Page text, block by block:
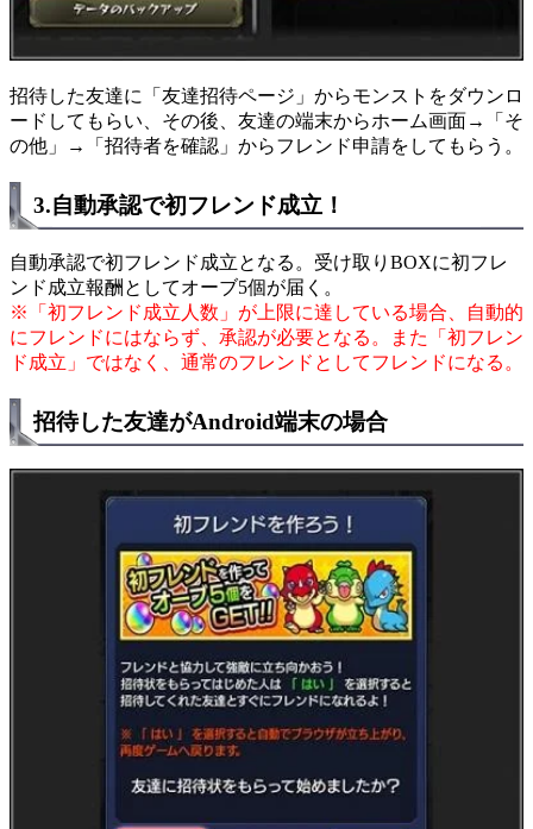
招待した友達に「友達招待ページ」からモンストをダウンロ
ードしてもらい、その後、友達の端末からホーム画面→「そ
の他」→「招待者を確認」からフレンド申請をしてもらう。
3.自動承認で初フレンド成立！
自動承認で初フレンド成立となる。受け取りBOXに初フレ
ンド成立報酬としてオーブ5個が届く。
※「初フレンド成立人数」が上限に達している場合、自動的
にフレンドにはならず、承認が必要となる。また「初フレン
ド成立」ではなく、通常のフレンドとしてフレンドになる。
招待した友達がAndroid端末の場合